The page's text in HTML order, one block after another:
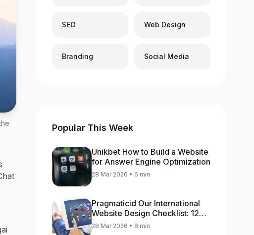
SEO Web Design
Branding Social Media
Popular This Week
Unikbet How to Build a Website
for Answer Engine Optimization
28 Mar 2026 • 6 min
Pragmaticid Our International
Website Design Checklist: 12
Key Stages
28 Mar 2026 • 8 min